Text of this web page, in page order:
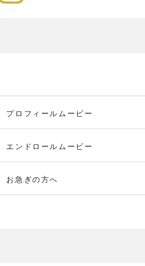
プロフィールムービー
エンドロールムービー
お急ぎの方へ